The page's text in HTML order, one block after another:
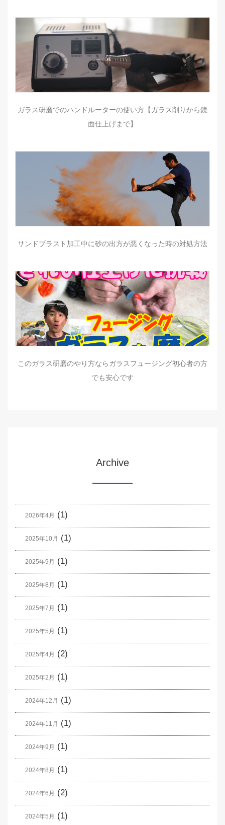
ガラス研磨でのハンドルーターの使い方【ガラス削りから鏡
面仕上げまで】
サンドブラスト加工中に砂の出方が悪くなった時の対処方法
このガラス研磨のやり方ならガラスフュージング初心者の方
でも安心です
Archive
2026年4月 (1)
2025年10月 (1)
2025年9月 (1)
2025年8月 (1)
2025年7月 (1)
2025年5月 (1)
2025年4月 (2)
2025年2月 (1)
2024年12月 (1)
2024年11月 (1)
2024年9月 (1)
2024年8月 (1)
2024年6月 (2)
2024年5月 (1)